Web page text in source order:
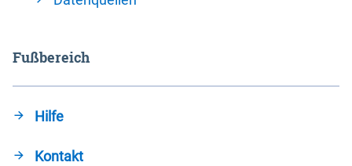
Fußbereich
Hilfe
Kontakt